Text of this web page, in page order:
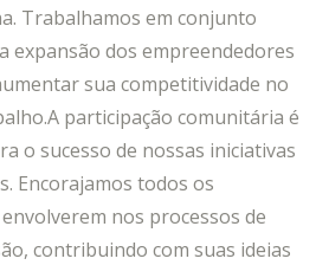
Trabalhamos em conjunto
expansão dos empreendedores
sua competitividade no
participação comunitária é
o sucesso de nossas iniciativas
Encorajamos todos os
nos processos de
contribuindo com suas ideias